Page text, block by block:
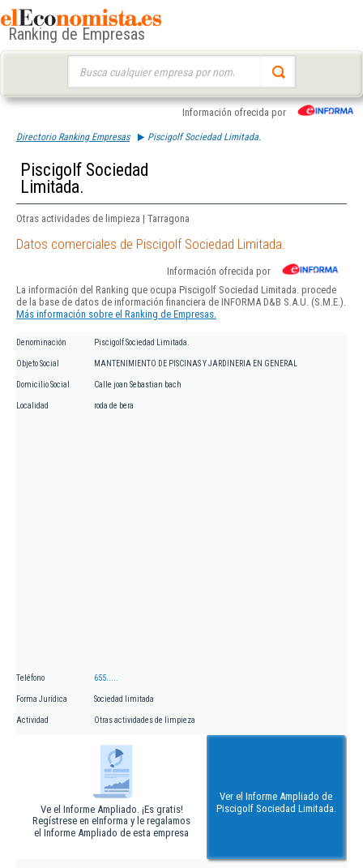
Ranking de Empresas
Información ofrecida por
Directorio Ranking Empresas Piscigolf Sociedad Limitada.
Piscigolf Sociedad
Limitada.
Otras actividades de limpieza | Tarragona
Datos comerciales de Piscigolf Sociedad Limitada.
Información ofrecida por
La información del Ranking que ocupa Piscigolf Sociedad Limitada. procede
de la base de datos de información financiera de INFORMA D&B S.A.U. (S.M.E.).
Más información sobre el Ranking de Empresas.
Denominación Piscigolf Sociedad Limitada.
Objeto Social MANTENIMIENTO DE PISCINAS Y JARDINERIA EN GENERAL
Domicilio Social Calle joan Sebastian bach
Localidad roda de bera
Teléfono 655.....
Forma Jurídica Sociedad limitada
Actividad Otras actividades de limpieza
Ve el Informe Ampliado. ¡Es gratis!
Regístrese en eInforma y le regalamos
el Informe Ampliado de esta empresa
Ver el Informe Ampliado de
Piscigolf Sociedad Limitada.